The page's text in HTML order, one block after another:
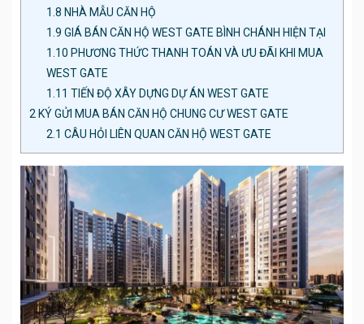
1.8 NHÀ MẪU CĂN HỘ
1.9 GIÁ BÁN CĂN HỘ WEST GATE BÌNH CHÁNH HIỆN TẠI
1.10 PHƯƠNG THỨC THANH TOÁN VÀ ƯU ĐÃI KHI MUA
WEST GATE
1.11 TIẾN ĐỘ XÂY DỰNG DỰ ÁN WEST GATE
2 KÝ GỬI MUA BÁN CĂN HỘ CHUNG CƯ WEST GATE
2.1 CÂU HỎI LIÊN QUAN CĂN HỘ WEST GATE